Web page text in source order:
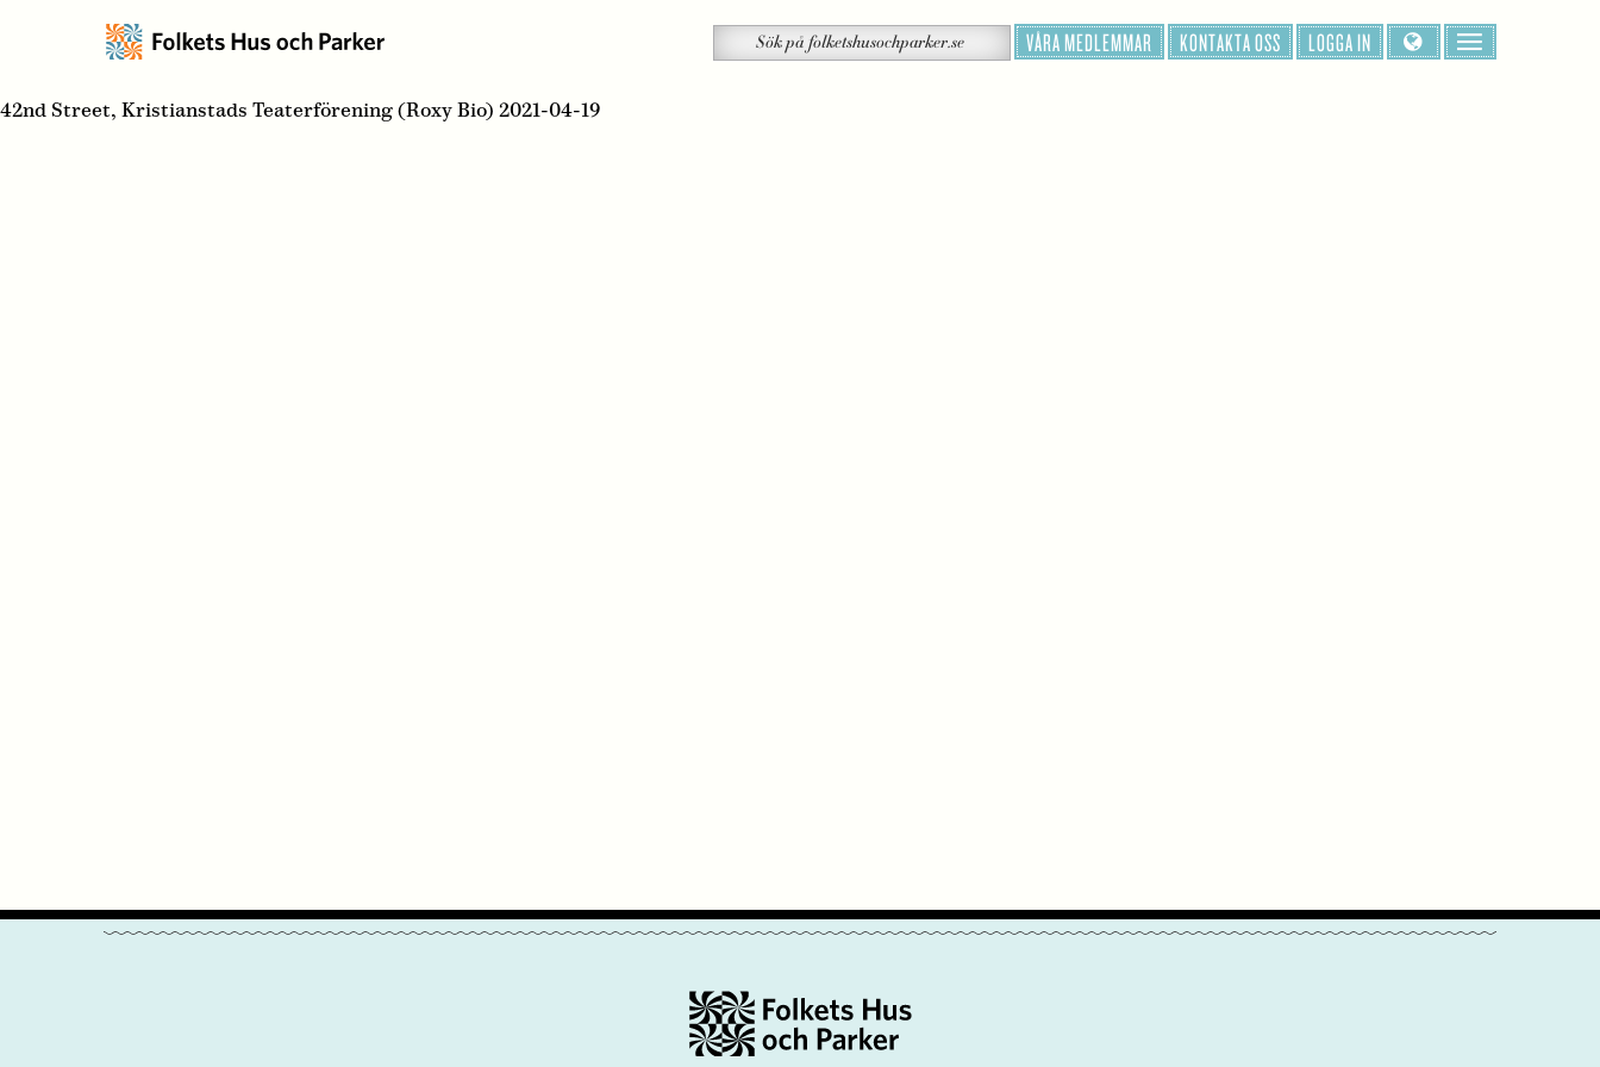
på
Sök VÅRA MEDLEMMAR KONTAKTA OSS LOGGA IN
42nd Street, Kristianstads Teaterförening (Roxy Bio) 2021-04-19